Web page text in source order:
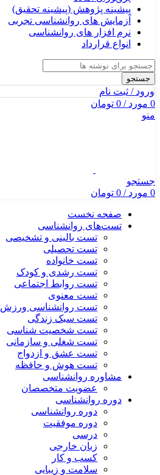
پیشینه پژوهش (پیشینه تحقیق)
آزمایش های روانشناسی تجربی
نرم افزار های روانشناسی
انواع قرارداد
جستجو
ورود / ثبت نام
0 مورد/
0 تومان
منو
جستجو
0 مورد/
0 تومان
صفحه نخست
تست‌های روانشناسی
تست بالینی و تشخیصی
تست تحصیلی
تست خانواده
تست رشدی و کودک
تست روابط اجتماعی
تست معنوی
تست روانشناسی ورزش
تست سبک زندگی
تست شخصیت شناسی
تست شغلی و سازمانی
تست عشق و ازدواج
تست هوش و حافظه
مشاوره روانشناسی
عضویت متخصصان
دوره روانشناسی
دوره روانشناسی
دوره موفقیت
درسی
زبان خارجی
کسب و کار
سلامت و زیبایی